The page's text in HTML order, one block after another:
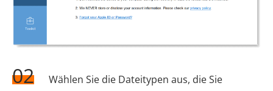
02
Wählen Sie die Dateitypen aus, die Sie